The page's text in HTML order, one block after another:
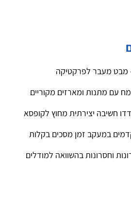
– מבט מעבר לפרקטיקה
עם מתנות ומארזים מקוריים
במעקב זמן מסכים בקלות
וחסרונות בהשוואה למודלים